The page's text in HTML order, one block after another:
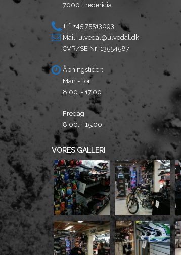
7000 Fredericia
Tlf: +45 75513093
Mail. ulvedal@ulvedal.dk
CVR/SE Nr: 13554587
Åbningstider:
Man - Tor
8.00. - 17.00
Fredag
8.00. - 15.00
VORES GALLERI